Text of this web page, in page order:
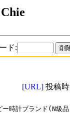
ド:
[URL] 投稿
時計ブランド(N級